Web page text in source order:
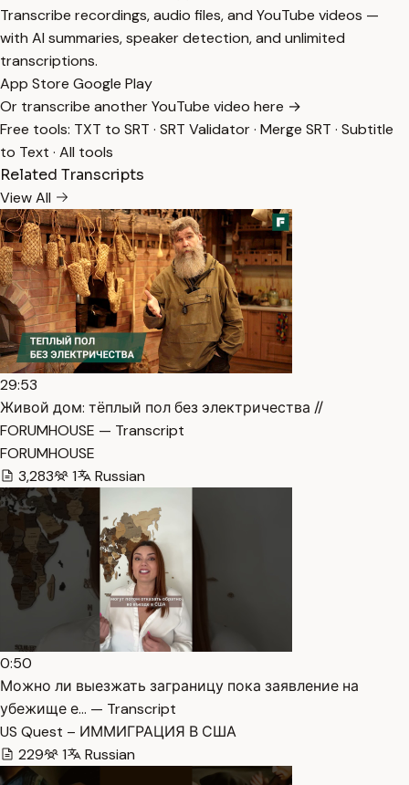
Transcribe recordings, audio files, and YouTube videos —
with AI summaries, speaker detection, and unlimited
transcriptions.
App Store Google Play
Or transcribe another YouTube video here →
Free tools: TXT to SRT · SRT Validator· Merge SRT · Subtitle
to Text · All tools
Related Transcripts
View All
29:53
Живой дом: тёплый пол без электричества //
FORUMHOUSE — Transcript
FORUMHOUSE
3,283
1 Russian
0:50
Можно ли выезжать заграницу пока заявление на
убежище е… — Transcript
US Quest – ИММИГРАЦИЯ В США
229
1 Russian